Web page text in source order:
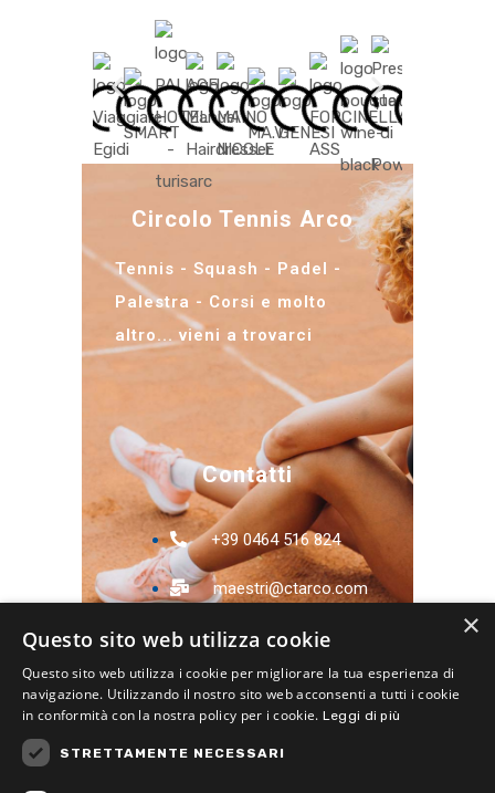
Circolo Tennis Arco
Tennis - Squash - Padel -
Palestra - Corsi e molto
altro... vieni a trovarci
Contatti
+39 0464 516 824
maestri@ctarco.com
info@ctarco.com
Via Pomerio, 11 -
38062 Arco (TN)
×
Questo sito web utilizza cookie
Questo sito web utilizza i cookie per migliorare la tua esperienza di
navigazione. Utilizzando il nostro sito web acconsenti a tutti i cookie
in conformità con la nostra policy per i cookie. Leggi di più
STRETTAMENTE NECESSARI